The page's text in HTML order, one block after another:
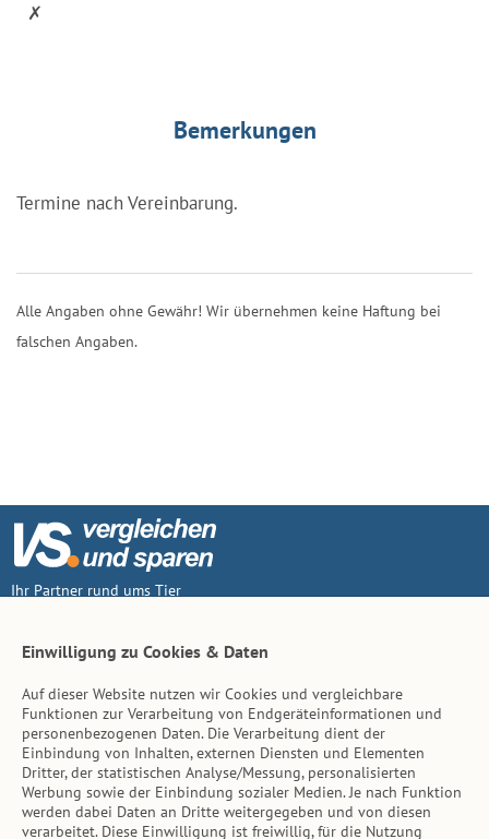
✗
Bemerkungen
Termine nach Vereinbarung.
Alle Angaben ohne Gewähr! Wir übernehmen keine Haftung bei
falschen Angaben.
Ihr Partner rund ums Tier
Inhalt
Tierarzt-Suche
Hinweise
Einwilligung zu Cookies & Daten
Auf dieser Website nutzen wir Cookies und vergleichbare
Funktionen zur Verarbeitung von Endgeräteinformationen und
personenbezogenen Daten. Die Verarbeitung dient der
Einbindung von Inhalten, externen Diensten und Elementen
Dritter, der statistischen Analyse/Messung, personalisierten
Werbung sowie der Einbindung sozialer Medien. Je nach Funktion
werden dabei Daten an Dritte weitergegeben und von diesen
verarbeitet. Diese Einwilligung ist freiwillig, für die Nutzung